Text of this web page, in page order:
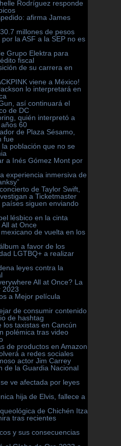
Rodríguez responde
afirma James
millones de pesos
la ASF a la SEP no es
Grupo Elektra para
fiscal
de su carrera en
viene a México!
lo interpretará en
así continuará el
de DC
quién interpretó a
60
de Plaza Sésamo,
fue
población que no se
a Inés Gómez Mont por
experiencia inmersiva de
de Taylor Swift,
a Ticketmaster
siguen enviando
lésbico en la cinta
at Once
de vuelta en los
a favor de los
LGTBQ+ a realizar
leyes contra la
All at Once? La
2023
a Mejor película
de consumir contenido
de hashtag
los taxistas en Cancún
polémica tras video
de productos en Amazon
a redes sociales
actor Jim Carrey
de la Guardia Nacional
ve afectada por leyes
hija de Elvis, fallece a
de Chichén Itza
tras recientes
y sus consecuencias